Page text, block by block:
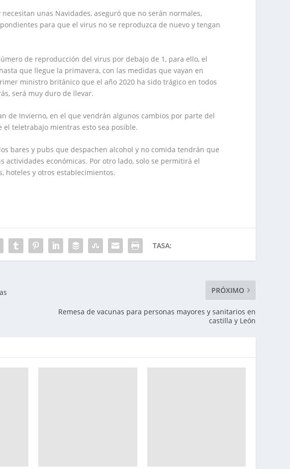
unas Navidades, aseguró que no serán normales,
para que el virus no se reproduzca de nuevo y tengan
de reproducción del virus por debajo de 1, para ello, el
que llegue la primavera, con las medidas que vayan en
ministro británico que el año 2020 ha sido trágico en todos
será muy duro de llevar.
de Invierno, en el que vendrán algunos cambios por parte del
teletrabajo mientras esto sea posible.
bares y pubs que despachen alcohol y no comida tendrán que
actividades económicas. Por otro lado, solo se permitirá el
hoteles y otros establecimientos.
TASA:
PRÓXIMO
Remesa de vacunas para personas mayores y sanitarios en
castilla y León